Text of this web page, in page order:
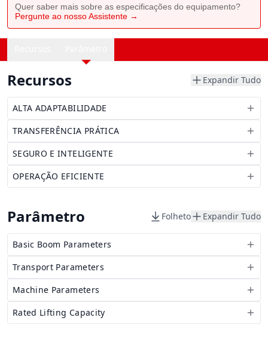
Quer saber mais sobre as especificações do equipamento?
Pergunte ao nosso Assistente →
Recursos Expandir Tudo
ALTA ADAPTABILIDADE
TRANSFERÊNCIA PRÁTICA
SEGURO E INTELIGENTE
OPERAÇÃO EFICIENTE
Parâmetro Folheto Expandir Tudo
Basic Boom Parameters
Transport Parameters
Machine Parameters
Rated Lifting Capacity